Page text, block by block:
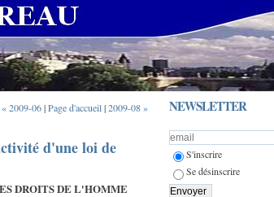
NEWSLETTER
S'inscrire
Se désinscrire
« 2009-06|Page d'accueil|2009-08 »
d'une loi de
DROITS DE L'HOMME